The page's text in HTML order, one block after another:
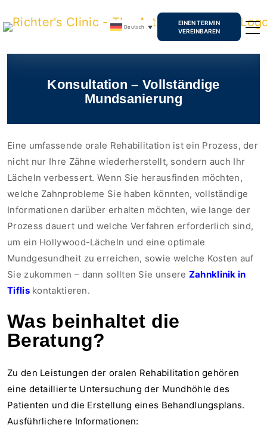
Deutsch
EINEN TERMIN
VEREINBAREN
Konsultation – Vollständige
Mundsanierung
Eine umfassende orale Rehabilitation ist ein Prozess, der
nicht nur Ihre Zähne wiederherstellt, sondern auch Ihr
Lächeln verbessert. Wenn Sie herausfinden möchten,
welche Zahnprobleme Sie haben könnten, vollständige
Informationen darüber erhalten möchten, wie lange der
Prozess dauert und welche Verfahren erforderlich sind,
um ein Hollywood-Lächeln und eine optimale
Mundgesundheit zu erreichen, sowie welche Kosten auf
Sie zukommen – dann sollten Sie unsere Zahnklinik in
Tifliskontaktieren.
Was beinhaltet die
Beratung?
Zu den Leistungen der oralen Rehabilitation gehören
eine detaillierte Untersuchung der Mundhöhle des
Patienten und die Erstellung eines Behandlungsplans.
Ausführlichere Informationen: